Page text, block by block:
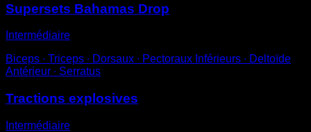
Supersets Bahamas Drop
Intermédiaire
Biceps ∙ Triceps ∙ Dorsaux ∙ Pectoraux Inférieurs ∙ Deltoïde
Antérieur ∙ Serratus
Tractions explosives
Intermédiaire